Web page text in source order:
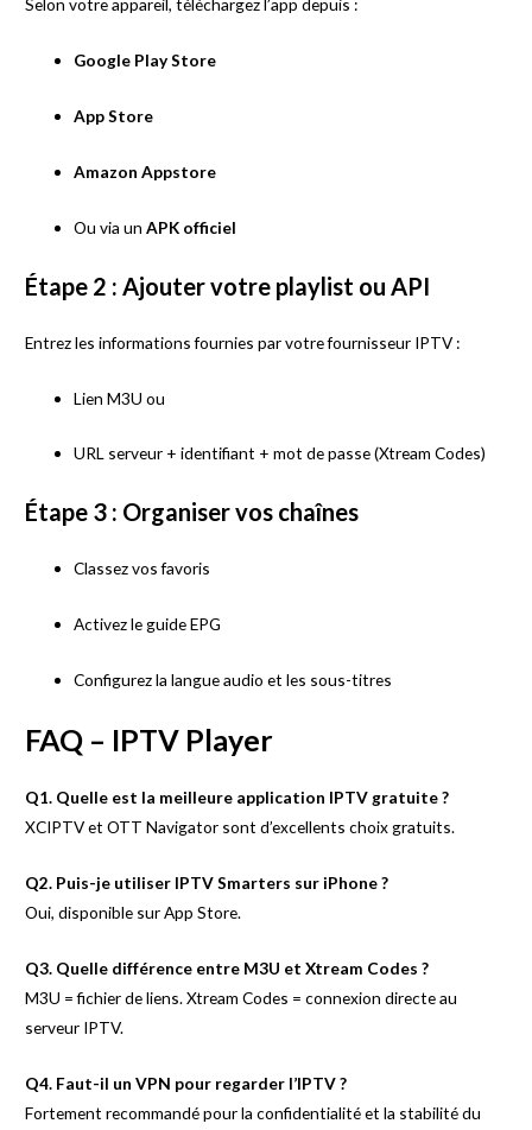
Selon votre appareil, téléchargez l’app depuis :
Google Play Store
App Store
Amazon Appstore
Ou via unAPK officiel
Étape 2 : Ajouter votre playlist ou API
Entrez les informations fournies par votre fournisseur IPTV :
Lien M3U ou
URL serveur + identifiant + mot de passe (Xtream Codes)
Étape 3 : Organiser vos chaînes
Classez vos favoris
Activez le guide EPG
Configurez la langue audio et les sous-titres
FAQ – IPTV Player
Q1. Quelle est la meilleure application IPTV gratuite ?
XCIPTV et OTT Navigator sont d’excellents choix gratuits.
Q2. Puis-je utiliser IPTV Smarters sur iPhone ?
Oui, disponible sur App Store.
Q3. Quelle différence entre M3U et Xtream Codes ?
M3U = fichier de liens. Xtream Codes = connexion directe au
serveur IPTV.
Q4. Faut-il un VPN pour regarder l’IPTV ?
Fortement recommandé pour la confidentialité et la stabilité du